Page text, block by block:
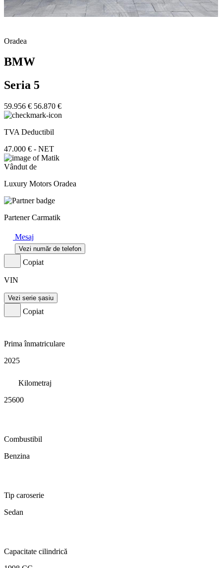
Oradea
BMW
Seria 5
59.956 € 56.870 €
TVA Deductibil
47.000 € - NET
Vândut de
Luxury Motors Oradea
Partener Carmatik
Mesaj
Vezi număr de telefon
Copiat
VIN
Vezi serie șasiu
Copiat
Prima înmatriculare
2025
Kilometraj
25600
Combustibil
Benzina
Tip caroserie
Sedan
Capacitate cilindrică